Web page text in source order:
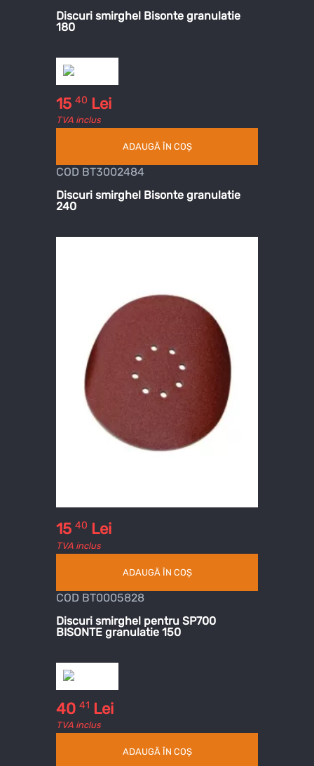
Discuri smirghel Bisonte granulatie
180
15 40 Lei
TVA inclus
ADAUGĂ ÎN COȘ
COD BT3002484
Discuri smirghel Bisonte granulatie
240
15 40 Lei
TVA inclus
ADAUGĂ ÎN COȘ
COD BT0005828
Discuri smirghel pentru SP700
BISONTE granulatie 150
40 41 Lei
TVA inclus
ADAUGĂ ÎN COȘ